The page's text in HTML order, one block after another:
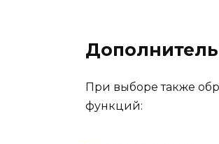
При выборе также
функций: